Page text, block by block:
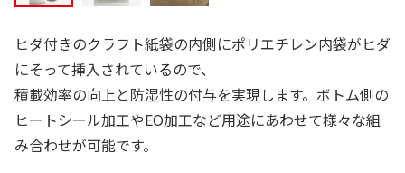
ヒダ付きのクラフト紙袋の内側にポリエチレン内袋がヒダ
にそって挿入されているので、
積載効率の向上と防湿性の付与を実現します。ボトム側の
ヒートシール加工やEO加工など用途にあわせて様々な組
み合わせが可能です。